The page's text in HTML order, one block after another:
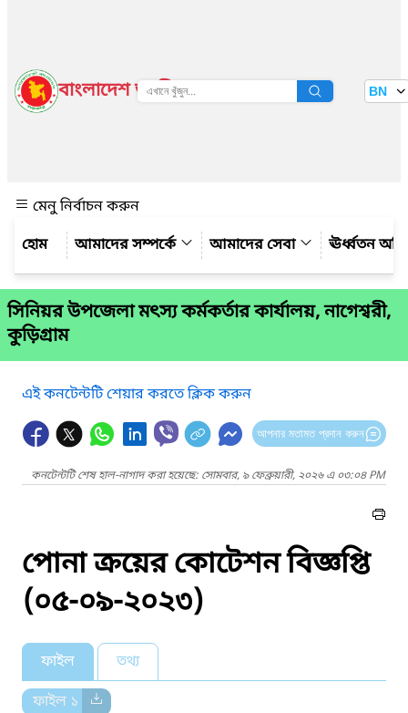
বাংলাদেশ জাতীয় তথ্য বাতায়ন BN
মেনু নির্বাচন করুন
আমাদের সম্পর্কে
আমাদের সেবা ঊর্ধ্বতন
সিনিয়র উপজেলা মৎস্য কর্মকর্তার কার্যালয়, নাগেশ্বরী,
কুড়িগ্রাম
এই কনটেন্টটি শেয়ার করতে ক্লিক করুন
আপনার মতামত প্রদান করুন
কনটেন্টটি শেষ হাল-নাগাদ করা হয়েছে: সোমবার, ৯ ফেব্রুয়ারী, ২০২৬ এ ০৩:০৪ PM
পোনা ক্রয়ের কোটেশন বিজ্ঞপ্তি
(০৫-০৯-২০২৩)
ফাইল
তথ্য
ফাইল ১